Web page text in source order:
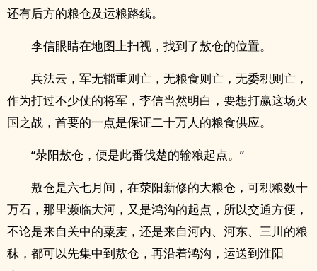
还有后方的粮仓及运粮路线。
李信眼睛在地图上扫视，找到了敖仓的位置。
兵法云，军无辎重则亡，无粮食则亡，无委积则亡，
作为打过不少仗的将军，李信当然明白，要想打赢这场灭
国之战，首要的一点是保证二十万人的粮食供应。
“荥阳敖仓，便是此番伐楚的输粮起点。”
敖仓是六七月间，在荥阳新修的大粮仓，可积粮数十
万石，那里濒临大河，又是鸿沟的起点，所以交通方便，
不论是来自关中的粟麦，还是来自河内、河东、三川的粮
秣，都可以先集中到敖仓，再沿着鸿沟，运送到淮阳